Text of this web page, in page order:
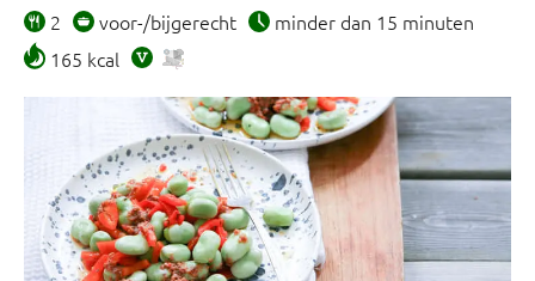
2 voor-/bijgerecht
minder dan 15 minuten
165 kcal